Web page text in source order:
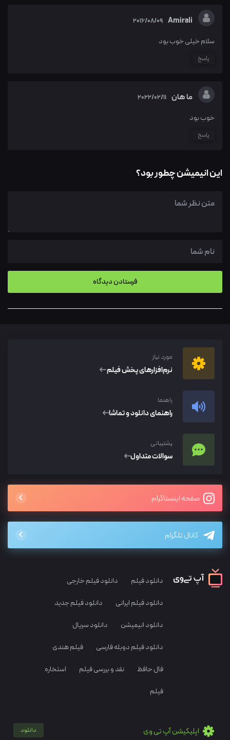
Amirali
2016/08/09
سلام خیلی خوب بود
پاسخ
ما هان 2022/02/11
خوب بود
پاسخ
این انیمیشن چطور بود؟
مورد نیاز
نرم‌افزار‌های پخش فیلم
راهنما
راهنمای دانلود و تماشا
پشتیبانی
سوالات متداول
صفحه اینستاگرام
کانال تلگرام
دانلود فیلم دانلود فیلم خارجی
دانلود فیلم ایرانی دانلود فیلم جدید
دانلود انیمیشن دانلود سریال
دانلود فیلم دوبله فارسی فیلم هندی
فال حافظ نقد و بررسی فیلم استخاره
فیلم
اپلیکیشن آپ تی وی دانلود